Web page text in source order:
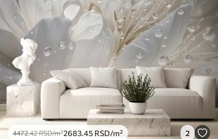
4472.42RSD/m²2683 .45 RSD/m² 2